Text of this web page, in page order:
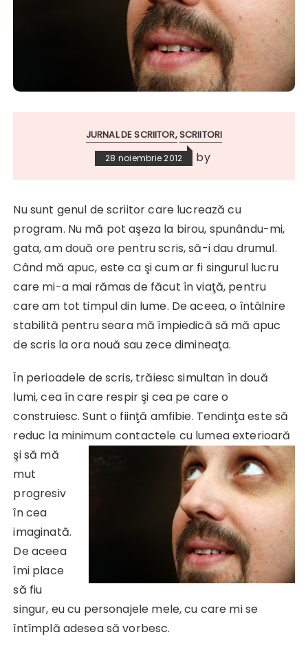
JURNAL DE SCRIITOR SCRIITORI
28 noiembrie 2012 by
Nu sunt genul de scriitor care lucrează cu
program. Nu mă pot aşeza la birou, spunându-mi,
gata, am două ore pentru scris, să-i dau drumul.
Când mă apuc, este ca şi cum ar fi singurul lucru
care mi-a mai rămas de făcut în viaţă, pentru
care am tot timpul din lume. De aceea, o întâlnire
stabilită pentru seara mă împiedică să mă apuc
de scris la ora nouă sau zece dimineaţa.
În perioadele de scris, trăiesc simultan în două
lumi, cea în care respir şi cea pe care o
construiesc. Sunt o fiinţă amfibie. Tendinţa este să
reduc la minimum contactele cu lumea exterioară
şi să mă
mut
progresiv
în cea
imaginată.
De aceea
îmi place
să fiu
singur, eu cu personajele mele, cu care mi se
întîmplă adesea să vorbesc.